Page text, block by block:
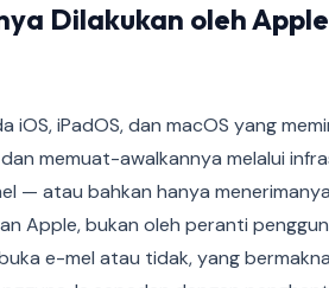
Dilakukan oleh
iOS, iPadOS, dan macOS yang
memuat-awalkannya melalui
— atau bahkan hanya
Apple, bukan oleh peranti
e-mel atau tidak, yang